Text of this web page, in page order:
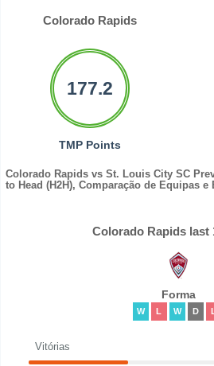
Colorado Rapids
177.2
TMP Points
Colorado Rapids vs St. Louis City SC
to Head (H2H), Comparação de Equipas e
Colorado Rapids last
Forma
W L W D
Vitórias